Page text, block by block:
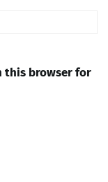
this browser for